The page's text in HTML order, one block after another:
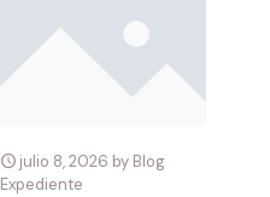
julio 8, 2026 by Blog
Expediente